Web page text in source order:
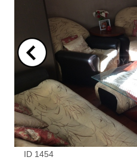
ID 1454